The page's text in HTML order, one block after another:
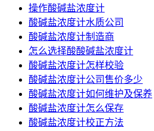
操作酸碱盐浓度计
酸碱盐浓度计水质公司
酸碱盐浓度计制造商
怎么选择酸酸碱盐浓度计
酸碱盐浓度计怎样校验
酸碱盐浓度计公司售价多少
酸碱盐浓度计如何维护及保养
酸碱盐浓度计怎么保存
酸碱盐浓度计校正方法